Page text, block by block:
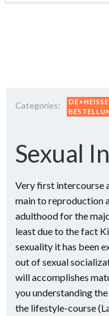
Categories:
Sexual
Very first intercourse
main to reproduction
adulthood for the
least due to the fact
sexuality it has been
out of sexual
will accomplishes
you understanding
the lifestyle-course